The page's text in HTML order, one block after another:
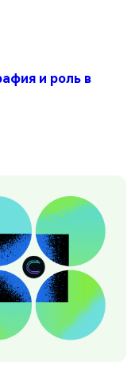
и роль в